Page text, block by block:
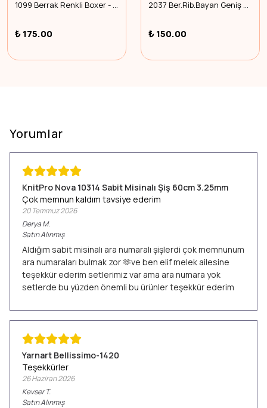
1099 Berrak Renkli Boxer - Gri - L
₺ 175.00
2037 Ber.Rib.Bayan Geniş Askı - Beyaz - M
₺ 150.00
Yorumlar
KnitPro Nova 10314 Sabit Misinalı Şiş 60cm 3.25mm
Çok memnun kaldım tavsiye ederim
20 Temmuz 2026
DeryaM.
Satın Alınmış
Aldığım sabit misinalı ara numaralı şişlerdi çok memnunum
ara numaraları bulmak zor 🫶ve ben elif melek ailesine
teşekkür ederim setlerimiz var ama ara numara yok
setlerde bu yüzden önemli bu ürünler teşekkür ederim
Yarnart Bellissimo-1420
Teşekkürler
26 Haziran 2026
Kevser T.
Satın Alınmış